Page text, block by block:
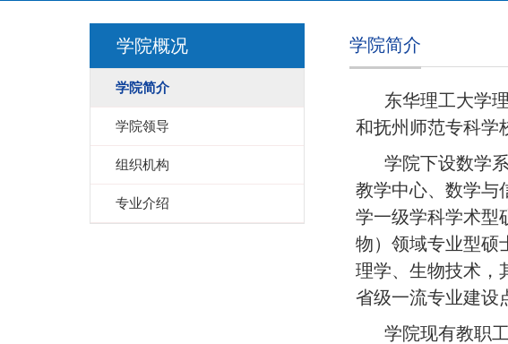
学院概况
学院简介
学院领导
组织机构
专业介绍
学院简介
东华理工大学
和抚州师范专科学
学院下设数学
教学中心、数学与
学一级学科学术型
物）领域专业型硕
理学、生物技术，
省级一流专业建设
学院现有教职